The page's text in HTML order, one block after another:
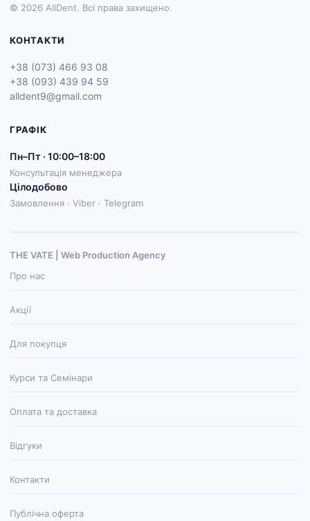
© 2026 AllDent. Всі права захищено.
КОНТАКТИ
+38 (073) 466 93 08
+38 (093) 439 94 59
alldent9@gmail.com
ГРАФІК
Пн–Пт · 10:00–18:00
Консультація менеджера
Цілодобово
Замовлення · Viber · Telegram
THE VATE | Web Production Agenсy
Про нас
Акції
Для покупця
Курси та Семінари
Оплата та доставка
Відгуки
Контакти
Публічна оферта